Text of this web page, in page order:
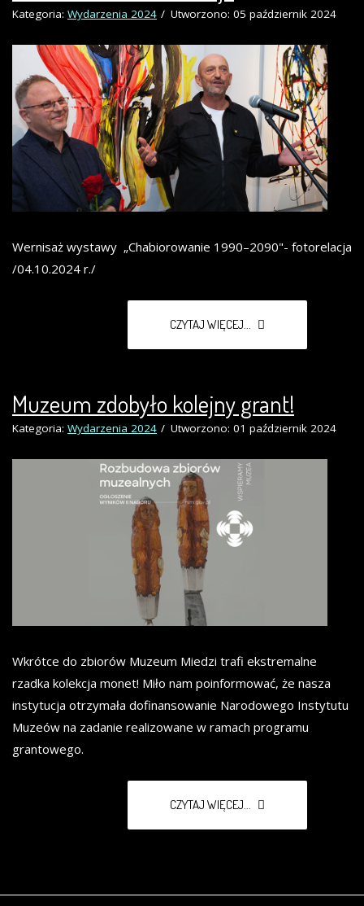
Kategoria: Wydarzenia 2024 Utworzono: 05 październik 2024
Wernisaż wystawy „Chabiorowanie 1990–2090"- fotorelacja
/04.10.2024 r./
CZYTAJ WIĘCEJ...
Muzeum zdobyło kolejny grant!
Kategoria: Wydarzenia 2024 Utworzono: 01 październik 2024
Wkrótce do zbiorów Muzeum Miedzi trafi ekstremalne
rzadka kolekcja monet! Miło nam poinformować, że nasza
instytucja otrzymała dofinansowanie Narodowego Instytutu
Muzeów na zadanie realizowane w ramach programu
grantowego.
CZYTAJ WIĘCEJ...